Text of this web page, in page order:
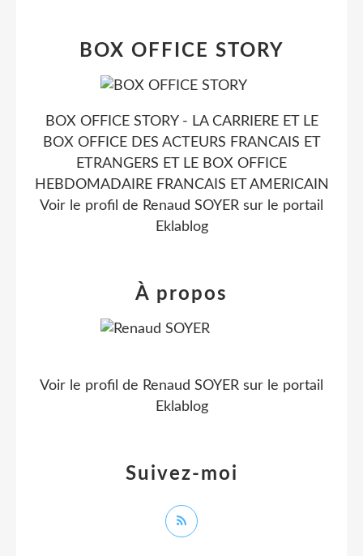
BOX OFFICE STORY
BOX OFFICE STORY - LA CARRIERE ET LE
BOX OFFICE DES ACTEURS FRANCAIS ET
ETRANGERS ET LE BOX OFFICE
HEBDOMADAIRE FRANCAIS ET AMERICAIN
Voir le profil de Renaud SOYER sur le portail
Eklablog
Suivez-moi
À propos
Voir le profil de Renaud SOYER sur le portail
Eklablog